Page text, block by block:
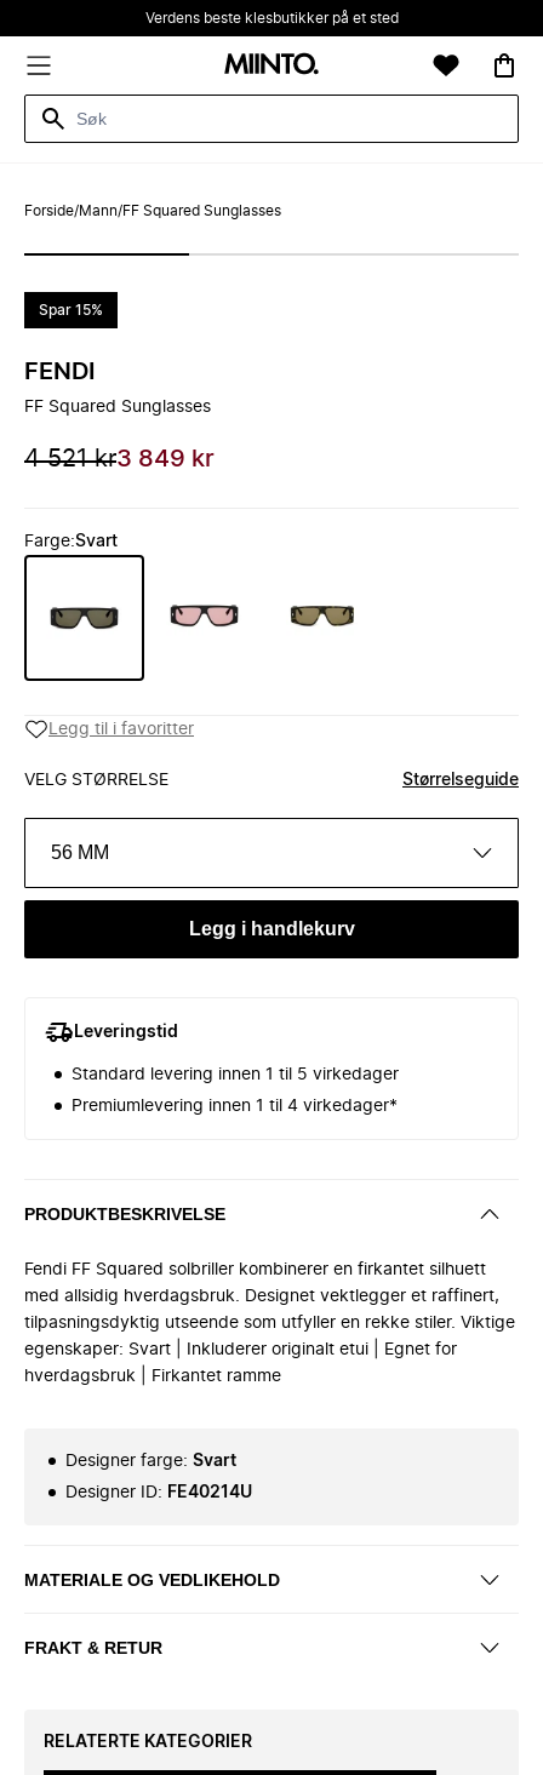
Verdens beste klesbutikker på et sted
Forside/Mann/FF Squared Sunglasses
Spar 15%
FENDI
FF Squared Sunglasses
4 521 kr3 849 kr
Farge:Svart
Legg til i favoritter
VELG STØRRELSE Størrelseguide
56 MM
Legg i handlekurv
Leveringstid
Standard levering innen 1 til 5 virkedager
Premiumlevering innen 1 til 4 virkedager*
PRODUKTBESKRIVELSE
Fendi FF Squared solbriller kombinerer en firkantet silhuett
med allsidig hverdagsbruk. Designet vektlegger et raffinert,
tilpasningsdyktig utseende som utfyller en rekke stiler. Viktige
egenskaper: Svart | Inkluderer originalt etui | Egnet for
hverdagsbruk | Firkantet ramme
Designer farge: Svart
Designer ID: FE40214U
MATERIALE OG VEDLIKEHOLD
FRAKT & RETUR
RELATERTE KATEGORIER